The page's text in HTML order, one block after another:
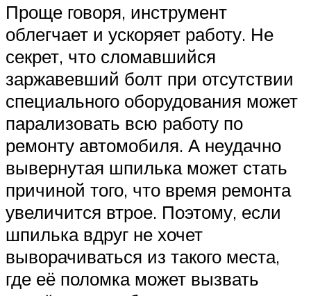
Проще говоря, инструмент
облегчает и ускоряет работу. Не
секрет, что сломавшийся
заржавевший болт при отсутствии
специального оборудования может
парализовать всю работу по
ремонту автомобиля. А неудачно
вывернутая шпилька может стать
причиной того, что время ремонта
увеличится втрое. Поэтому, если
шпилька вдруг не хочет
выворачиваться из такого места,
где её поломка может вызвать